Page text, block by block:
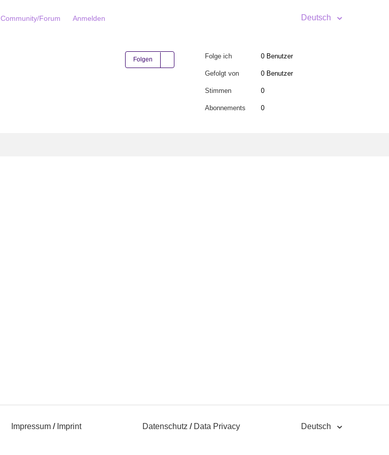
Community/Forum Anmelden Deutsch
Folgen Folge ich 0 Benutzer
Gefolgt von 0 Benutzer
Stimmen 0
Abonnements 0
Impressum / Imprint Datenschutz / Data Privacy Deutsch